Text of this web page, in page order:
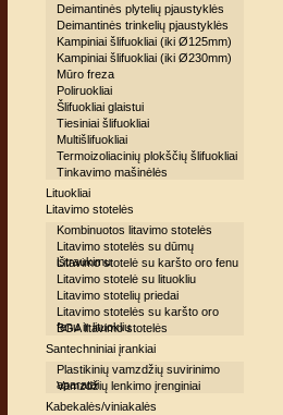
Deimantinės plytelių pjaustyklės
Deimantinės trinkelių pjaustyklės
Kampiniai šlifuokliai (iki Ø125mm)
Kampiniai šlifuokliai (iki Ø230mm)
Mūro freza
Poliruokliai
Šlifuokliai glaistui
Tiesiniai šlifuokliai
Multišlifuokliai
Termoizoliacinių plokščių šlifuokliai
Tinkavimo mašinėlės
Lituokliai
Litavimo stotelės
Kombinuotos litavimo stotelės
Litavimo stotelės su dūmų
ištraukimu
Litavimo stotelė su karšto oro fenu
Litavimo stotelė su lituokliu
Litavimo stotelių priedai
Litavimo stotelės su karšto oro
fenu ir lituokliu
BGA litavimo stotelės
Santechniniai įrankiai
Plastikinių vamzdžių suvirinimo
aparatai
Vamzdžių lenkimo įrenginiai
Kabekalės/viniakalės